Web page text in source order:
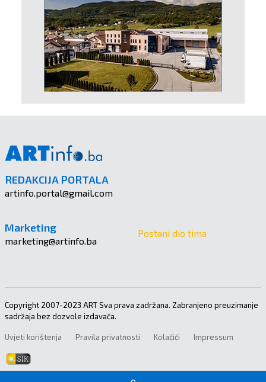
REDAKCIJA PORTALA
artinfo.portal@gmail.com
Marketing
marketing@artinfo.ba
Postani dio tima
Copyright 2007-2023 ART Sva prava zadržana. Zabranjeno preuzimanje
sadržaja bez dozvole izdavača.
Uvjeti korištenja Pravila privatnosti Kolačići Impressum